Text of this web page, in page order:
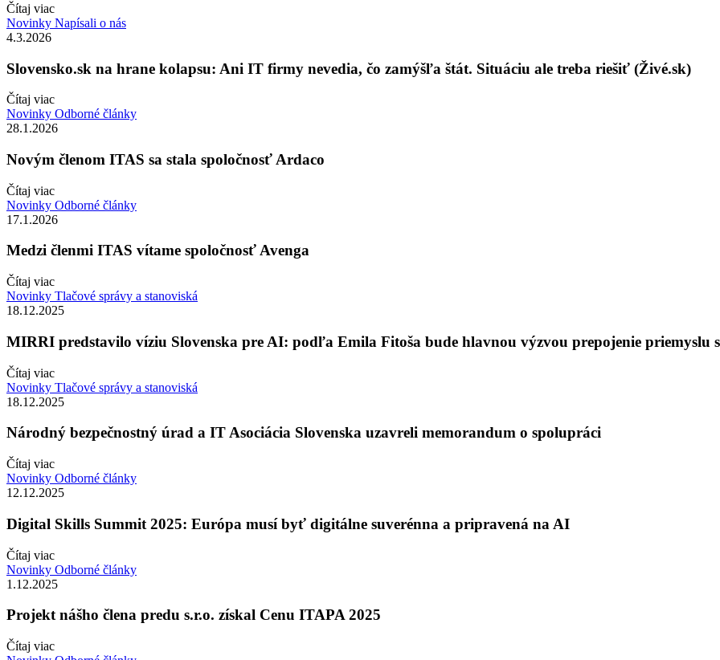
Čítaj viac
Novinky Napísali o nás
4.3.2026
Slovensko.sk na hrane kolapsu: Ani IT firmy nevedia, čo zamýšľa štát. Situáciu ale treba riešiť (Živé.sk)
Čítaj viac
Novinky Odborné články
28.1.2026
Novým členom ITAS sa stala spoločnosť Ardaco
Čítaj viac
Novinky Odborné články
17.1.2026
Medzi členmi ITAS vítame spoločnosť Avenga
Čítaj viac
Novinky Tlačové správy a stanoviská
18.12.2025
MIRRI predstavilo víziu Slovenska pre AI: podľa Emila Fitoša bude hlavnou výzvou prepojenie priemyslu
Čítaj viac
Novinky Tlačové správy a stanoviská
18.12.2025
Národný bezpečnostný úrad a IT Asociácia Slovenska uzavreli memorandum o spolupráci
Čítaj viac
Novinky Odborné články
12.12.2025
Digital Skills Summit 2025: Európa musí byť digitálne suverénna a pripravená na AI
Čítaj viac
Novinky Odborné články
1.12.2025
Projekt nášho člena predu s.r.o. získal Cenu ITAPA 2025
Čítaj viac